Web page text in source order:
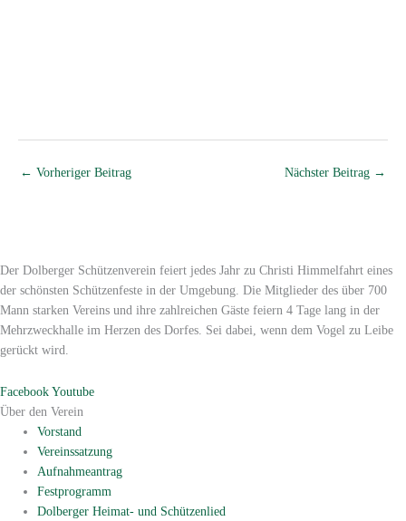
← Vorheriger Beitrag Nächster Beitrag →
Der Dolberger Schützenverein feiert jedes Jahr zu Christi Himmelfahrt eines
der schönsten Schützenfeste in der Umgebung. Die Mitglieder des über 700
Mann starken Vereins und ihre zahlreichen Gäste feiern 4 Tage lang in der
Mehrzweckhalle im Herzen des Dorfes. Sei dabei, wenn dem Vogel zu Leibe
gerückt wird.
Facebook Youtube
Über den Verein
Vorstand
Vereinssatzung
Aufnahmeantrag
Festprogramm
Dolberger Heimat- und Schützenlied